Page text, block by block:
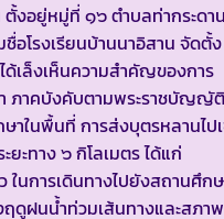
ตั้งอยู่หมู่ที่ ๑๖ ตำบลท่ากระดา
ชื่อโรงเรียนบ้านนาอิสาน จัดตั้ง
ด้เล็งเห็นความสำคัญของการ
ภาคบังคับตามพระราชบัญญัติ
ในพื้นที่ การส่งบุตรหลานไป
ะทาง ๖ กิโลเมตร ได้แก่
ในการเดินทางไปยังสถานศึก
ฤดูฝนน้ำท่วมเส้นทางและสภา